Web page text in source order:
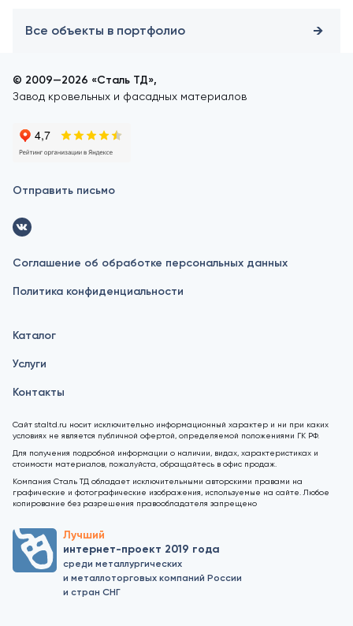
Все объекты в портфолио
© 2009—2026 «Сталь ТД»,
Завод кровельных и фасадных материалов
Отправить письмо
Соглашение об обработке персональных данных
Политика конфиденциальности
Каталог
Услуги
Контакты
Сайт staltd.ru носит исключительно информационный характер и ни при каких
условиях не является публичной офертой, определяемой положениями ГК РФ.
Для получения подробной информации о наличии, видах, характеристиках и
стоимости материалов, пожалуйста, обращайтесь в офис продаж.
Компания Сталь ТД обладает исключительными авторскими правами на
графические и фотографические изображения, используемые на сайте. Любое
копирование без разрешения правообладателя запрещено
Лучший
интернет-проект 2019 года
среди металлургических
и металлоторговых компаний России
и стран СНГ